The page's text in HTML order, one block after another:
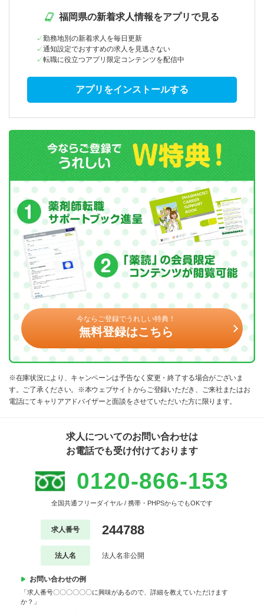
福岡県の新着求人情報をアプリで見る
勤務地別の新着求人を毎日更新
通知設定でおすすめの求人を見逃さない
転職に役立つアプリ限定コンテンツを配信中
アプリをインストールする
今ならご登録でうれしい特典！
無料登録はこちら
※在庫状況により、キャンペーンは予告なく変更・終了する場合がございま
す。ご了承ください。※本ウェブサイトからご登録いただき、ご来社またはお
電話にてキャリアアドバイザーと面談をさせていただいた方に限ります。
求人についてのお問い合わせは
お電話でも受け付けております
0120-866-153
全国共通フリーダイヤル / 携帯・PHPSからでもOKです
求人番号 244788
法人名 法人名非公開
お問い合わせの例
「求人番号〇〇〇〇〇〇に興味があるので、詳細を教えていただけます
か？」